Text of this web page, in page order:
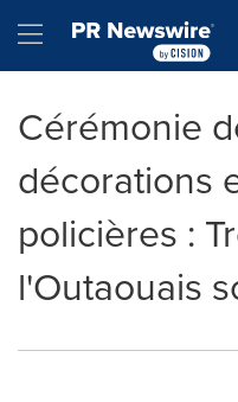
Hamburger menu
Cérémonie
décorations
policières :
l'Outaouais